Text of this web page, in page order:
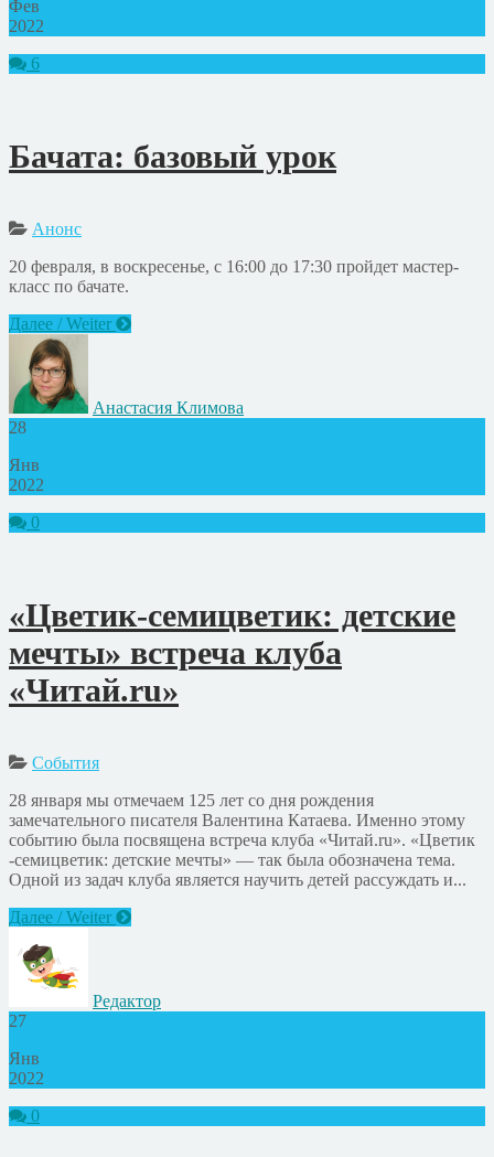
Фев
2022
6
Бачата: базовый урок
Анонс
20 февраля, в воскресенье, с 16:00 до 17:30 пройдет мастер-
класс по бачате.
Далее / Weiter
Анастасия Климова
28
Янв
2022
0
«Цветик-семицветик: детские
мечты» встреча клуба
«Читай.ru»
События
28 января мы отмечаем 125 лет со дня рождения
замечательного писателя Валентина Катаева. Именно этому
событию была посвящена встреча клуба «Читай.ru». «Цветик
-семицветик: детские мечты» — так была обозначена тема.
Одной из задач клуба является научить детей рассуждать и...
Далее / Weiter
Редактор
27
Янв
2022
0